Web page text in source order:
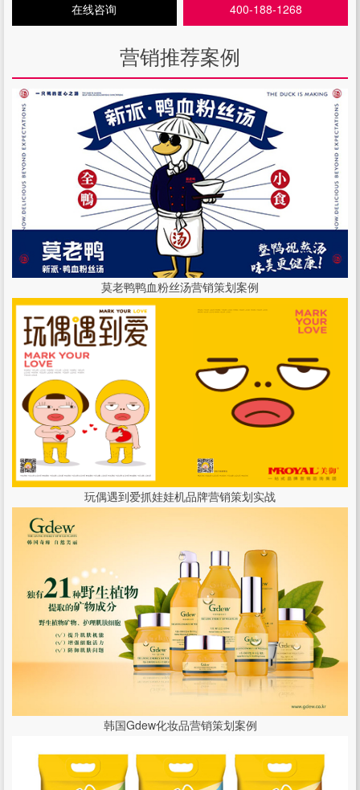
在线咨询 400-188-1268
营销推荐案例
莫老鸭鸭血粉丝汤营销策划案例
玩偶遇到爱抓娃娃机品牌营销策划实战
韩国Gdew化妆品营销策划案例